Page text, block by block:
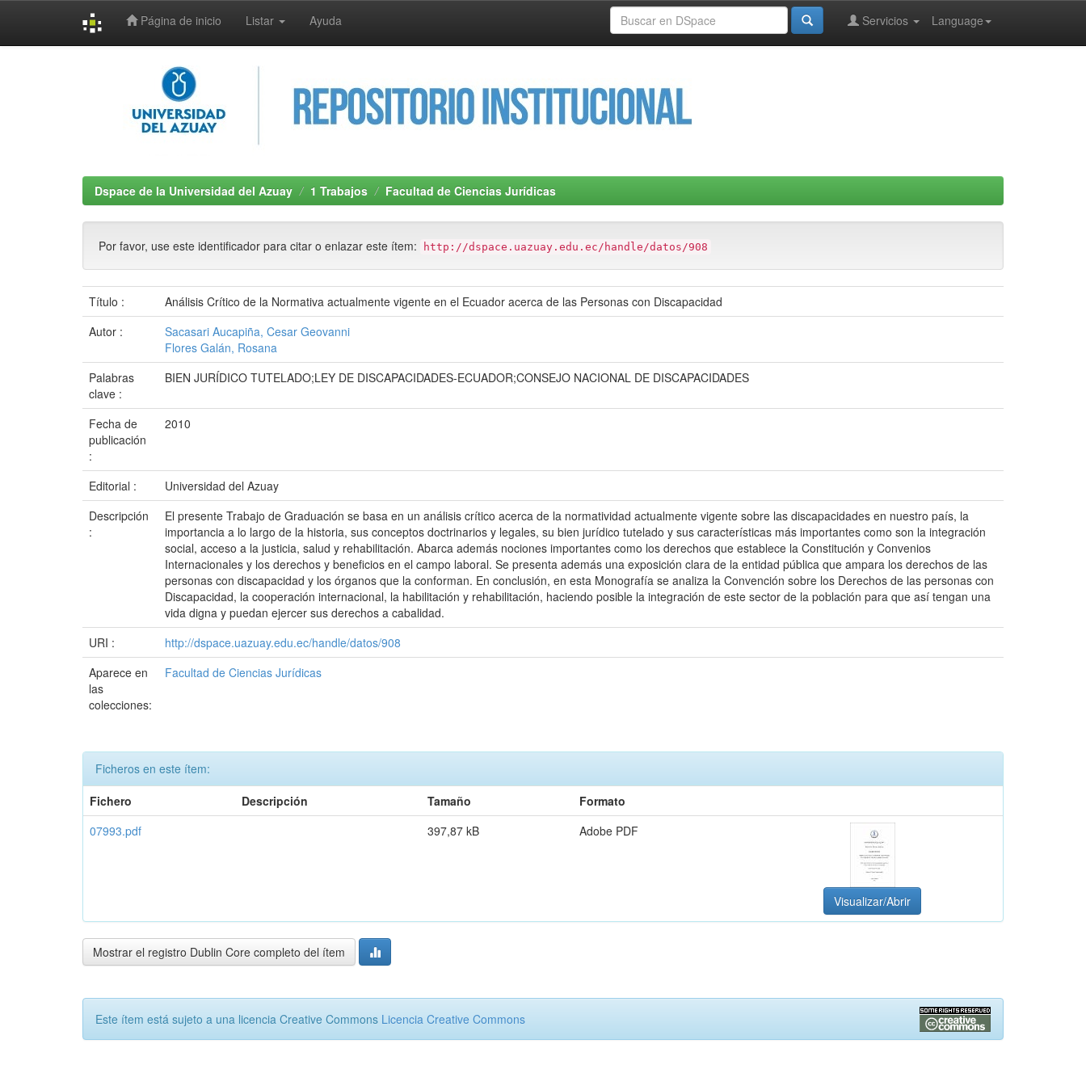
Página de inicio Listar Ayuda Language
Servicios
Dspace de la Universidad del Azuay 1 Trabajos Facultad de Ciencias Jurídicas
Por favor, use este identificador para citar o enlazar este ítem: http://dspace.uazuay.edu.ec/handle/datos/908
Título :
Análisis Crítico de la Normativa actualmente vigente en el Ecuador acerca de las Personas con Discapacidad
Autor :
Sacasari Aucapiña, Cesar Geovanni
Flores Galán, Rosana
Palabras
clave :
BIEN JURÍDICO TUTELADO;LEY DE DISCAPACIDADES-ECUADOR;CONSEJO NACIONAL DE DISCAPACIDADES
Fecha de
publicación
:
2010
Editorial :
Universidad del Azuay
Descripción
:
El presente Trabajo de Graduación se basa en un análisis crítico acerca de la normatividad actualmente vigente sobre las discapacidades en nuestro país, la
importancia a lo largo de la historia, sus conceptos doctrinarios y legales, su bien jurídico tutelado y sus características más importantes como son la integración
social, acceso a la justicia, salud y rehabilitación. Abarca además nociones importantes como los derechos que establece la Constitución y Convenios
Internacionales y los derechos y beneficios en el campo laboral. Se presenta además una exposición clara de la entidad pública que ampara los derechos de las
personas con discapacidad y los órganos que la conforman. En conclusión, en esta Monografía se analiza la Convención sobre los Derechos de las personas con
Discapacidad, la cooperación internacional, la habilitación y rehabilitación, haciendo posible la integración de este sector de la población para que así tengan una
vida digna y puedan ejercer sus derechos a cabalidad.
URI :
http://dspace.uazuay.edu.ec/handle/datos/908
Aparece en
las
colecciones:
Facultad de Ciencias Jurídicas
Ficheros en este ítem:
Fichero
Descripción Tamaño
Formato
07993.pdf
397,87 kB Adobe PDF
Visualizar/Abrir
Mostrar el registro Dublin Core completo del ítem
Este ítem está sujeto a una licencia Creative Commons Licencia Creative Commons